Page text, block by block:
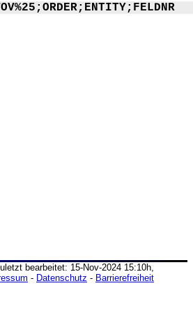
bearbeitet: 15-Nov-2024 15:10h,
- Datenschutz - Barrierefreiheit